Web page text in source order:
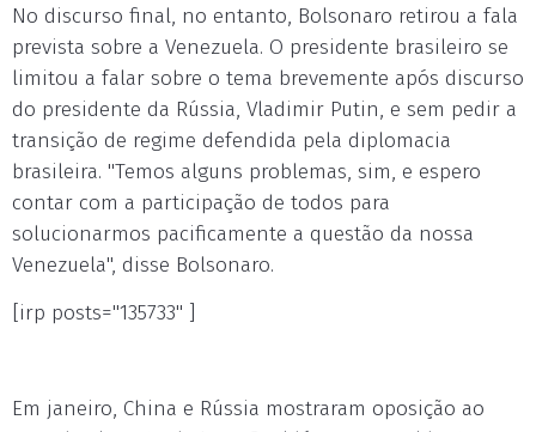
No discurso final, no entanto, Bolsonaro retirou a fala
prevista sobre a Venezuela. O presidente brasileiro se
limitou a falar sobre o tema brevemente após discurso
do presidente da Rússia, Vladimir Putin, e sem pedir a
transição de regime defendida pela diplomacia
brasileira. "Temos alguns problemas, sim, e espero
contar com a participação de todos para
solucionarmos pacificamente a questão da nossa
Venezuela", disse Bolsonaro.
[irp posts="135733" ]
Em janeiro, China e Rússia mostraram oposição ao